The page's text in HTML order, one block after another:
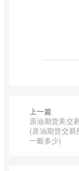
上一篇
原油期货美交
(原油期货交易
一般多少)